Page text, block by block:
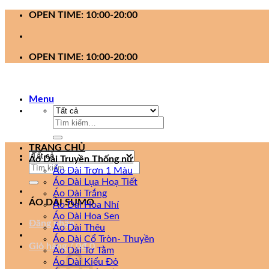
OPEN TIME: 10:00-20:00
OPEN TIME: 10:00-20:00
Menu
Tìm
Tìm
ÁO DÀI SUMO
Đăng nhập
Giỏ hàng /0₫ 0
TRANG CHỦ
Áo Dài Truyền Thống nữ
Áo Dài Trơn 1 Màu
Áo Dài Lụa Hoạ Tiết
Áo Dài Trắng
Áo Dài Hoa Nhí
Áo Dài Hoa Sen
Áo Dài Thêu
Áo Dài Cổ Tròn- Thuyền
Áo Dài Tơ Tằm
Áo Dài Kiểu Đỏ